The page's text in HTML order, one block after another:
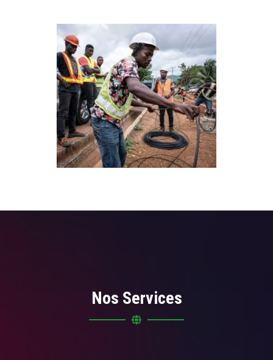
Nos Services